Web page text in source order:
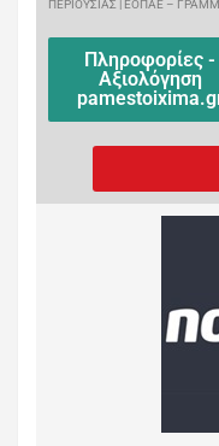
ΠΕΡΙΟΥΣΙΑΣ | ΕΟΠΑΕ –
Πληροφορίες -
Αξιολόγηση